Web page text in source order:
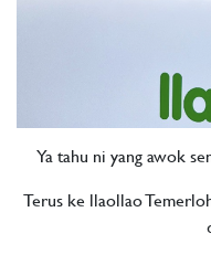
Ya tahu ni yang awok
Terus ke llaollao